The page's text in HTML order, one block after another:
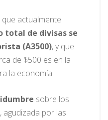
actualmente
total de divisas se
(A3500), y que
de $500 es en la
la economía.
sobre los
por las